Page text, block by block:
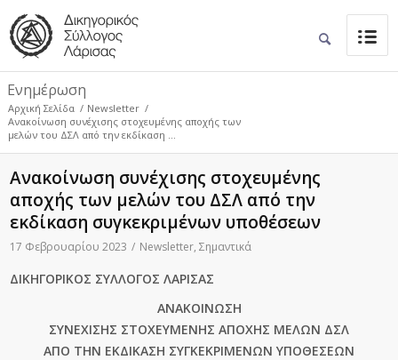
Ενημέρωση
Αρχική Σελίδα / Newsletter /
Ανακοίνωση συνέχισης στοχευμένης αποχής των
μελών του ΔΣΛ από την εκδίκαση ...
Ανακοίνωση συνέχισης στοχευμένης
αποχής των μελών του ΔΣΛ από την
εκδίκαση συγκεκριμένων υποθέσεων
17 Φεβρουαρίου 2023 / Newsletter,Σημαντικά
ΔΙΚΗΓΟΡΙΚΟΣ ΣΥΛΛΟΓΟΣ ΛΑΡΙΣΑΣ
ΑΝΑΚΟΙΝΩΣΗ
ΣΥΝΕΧΙΣΗΣ ΣΤΟΧΕΥΜΕΝΗΣ ΑΠΟΧΗΣ ΜΕΛΩΝ ΔΣΛ
ΑΠΟ ΤΗΝ ΕΚΔΙΚΑΣΗ ΣΥΓΚΕΚΡΙΜΕΝΩΝ ΥΠΟΘΕΣΕΩΝ